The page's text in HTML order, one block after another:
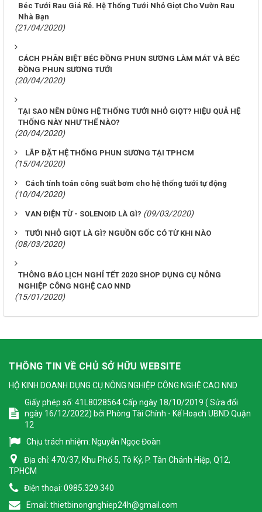
Béc Tưới Rau Giá Rẻ. Hệ Thống Tưới Nhỏ Giọt Cho Vườn Rau
Nhà Bạn
(21/04/2020)
CÁCH PHÂN BIỆT BÉC ĐỒNG PHUN SƯƠNG LÀM MÁT VÀ BÉC
ĐỒNG PHUN SƯƠNG TƯỚI
(20/04/2020)
TẠI SAO NÊN DÙNG HỆ THỐNG TƯỚI NHỎ GIỌT? HIỆU QUẢ HỆ
THỐNG NÀY NHƯ THẾ NÀO?
(20/04/2020)
LẮP ĐẶT HỆ THỐNG PHUN SƯƠNG TẠI TPHCM
(15/04/2020)
Cách tính toán công suất bơm cho hệ thống tưới tự động
(10/04/2020)
VAN ĐIỆN TỪ - SOLENOID LÀ GÌ? (09/03/2020)
TƯỚI NHỎ GIỌT LÀ GÌ? NGUỒN GỐC CÓ TỪ KHI NÀO
(08/03/2020)
THÔNG BÁO LỊCH NGHỈ TẾT 2020 SHOP DỤNG CỤ NÔNG
NGHIỆP CÔNG NGHỆ CAO NND
(15/01/2020)
THÔNG TIN VỀ CHỦ SỞ HỮU WEBSITE
HỘ KINH DOANH DỤNG CỤ NÔNG NGHIỆP CÔNG NGHỆ CAO NND
Giấy phép số: 41L8028564 Cấp ngày 18/10/2019 ( Sửa đổi
ngày 16/12/2022) bởi Phòng Tài Chính - Kế Hoạch UBND Quận
12
Chịu trách nhiệm: Nguyễn Ngọc Đoàn
Địa chỉ: 470/37, Khu Phố 5, Tô Ký, P. Tân Chánh Hiệp, Q12,
TPHCM
Điện thoại: 0985.329.340
Email: thietbinongnghiep24h@gmail.com